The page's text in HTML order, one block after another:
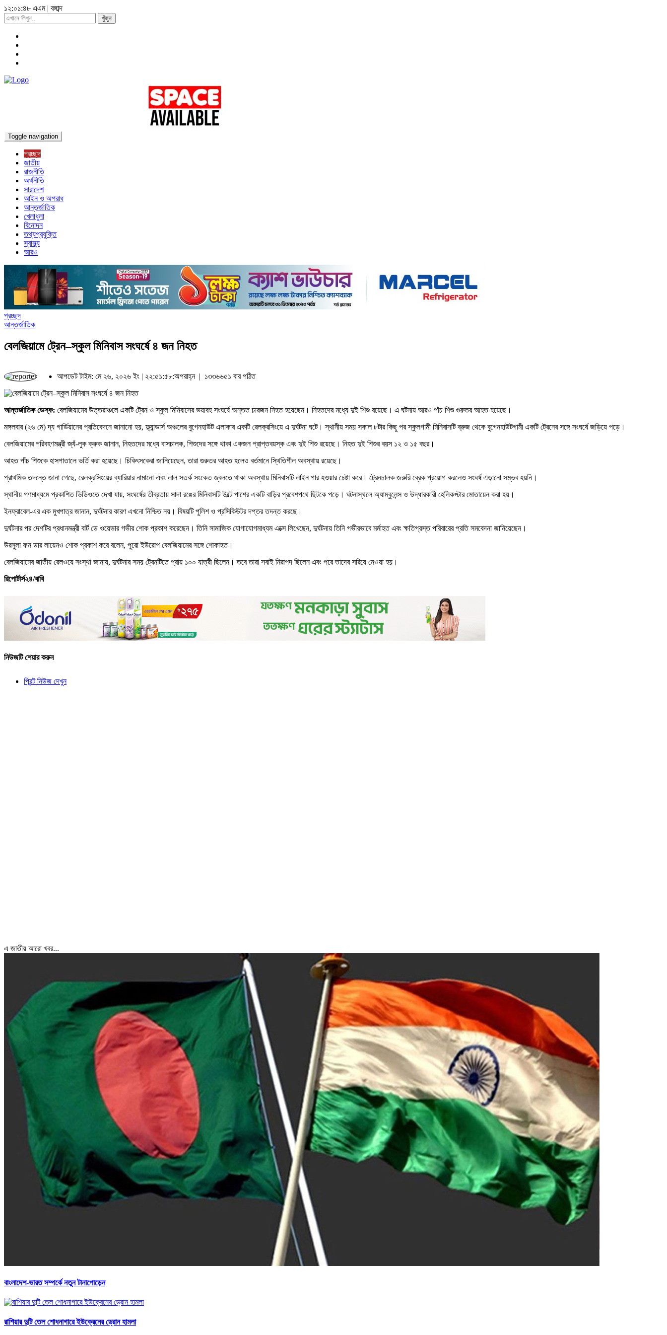
১২:০১:৫০ এএম| বঙ্গাব্দ
খুঁজুন
Toggle navigation
প্রচ্ছদ
জাতীয়
রাজনীতি
অর্থনীতি
সারাদেশ
আইন ও অপরাধ
আন্তর্জাতিক
খেলাধুলা
বিনোদন
তথ্যপ্রযুক্তি
স্বাস্থ্য
আরও
প্রচ্ছদ
আন্তর্জাতিক
বেলজিয়ামে ট্রেন–স্কুল মিনিবাস সংঘর্ষে ৪ জন নিহত
আপডেট টাইম: মে ২৬, ২০২৬ ইং | ২২:৫১:৫৮:অপরাহ্ন | ১৩৩৬৬৫১ বার পঠিত
আন্তর্জাতিক ডেস্ক: বেলজিয়ামের উত্তরাঞ্চলে একটি ট্রেন ও স্কুল মিনিবাসের ভয়াবহ সংঘর্ষে অন্তত চারজন নিহত হয়েছেন। নিহতদের মধ্যে দুই শিশু রয়েছে। এ ঘটনায় আরও পাঁচ শিশু গুরুতর আহত হয়েছে।
মঙ্গলবার (২৬ মে) দ্য গার্ডিয়ানের প্রতিবেদনে জানানো হয়, ফ্ল্যান্ডার্স অঞ্চলের বুগেনহাউট এলাকার একটি রেলক্রসিংয়ে এ দুর্ঘটনা ঘটে। স্থানীয় সময় সকাল ৮টার কিছু পর স্কুলগামী মিনিবাসটি ব্রুজ থেকে বুগেনহাউটগামী একটি ট্রেনের সঙ্গে সংঘর্ষে জড়িয়ে পড়ে।
বেলজিয়ামের পরিবহণমন্ত্রী জ্যঁ-লুক ক্রুক জানান, নিহতদের মধ্যে বাসচালক, শিশুদের সঙ্গে থাকা একজন প্রাপ্তবয়স্ক এবং দুই শিশু রয়েছে। নিহত দুই শিশুর বয়স ১২ ও ১৫ বছর।
আহত পাঁচ শিশুকে হাসপাতালে ভর্তি করা হয়েছে। চিকিৎসকেরা জানিয়েছেন, তারা গুরুতর আহত হলেও বর্তমানে স্থিতিশীল অবস্থায় রয়েছে।
প্রাথমিক তদন্তে জানা গেছে, রেলক্রসিংয়ের ব্যারিয়ার নামানো এবং লাল সতর্ক সংকেত জ্বলতে থাকা অবস্থায় মিনিবাসটি লাইন পার হওয়ার চেষ্টা করে। ট্রেনচালক জরুরি ব্রেক প্রয়োগ করলেও সংঘর্ষ এড়ানো সম্ভব হয়নি।
স্থানীয় গণমাধ্যমে প্রকাশিত ভিডিওতে দেখা যায়, সংঘর্ষের তীব্রতায় সাদা রঙের মিনিবাসটি উল্টে পাশের একটি বাড়ির প্রবেশপথে ছিটকে পড়ে। ঘটনাস্থলে অ্যাম্বুলেন্স ও উদ্ধারকারী হেলিকপ্টার মোতায়েন করা হয়।
ইনফ্রাবেল-এর এক মুখপাত্র জানান, দুর্ঘটনার কারণ এখনো নিশ্চিত নয়। বিষয়টি পুলিশ ও প্রসিকিউটর দপ্তর তদন্ত করছে।
দুর্ঘটনার পর দেশটির প্রধানমন্ত্রী বার্ট ডে ওয়েভার গভীর শোক প্রকাশ করেছেন। তিনি সামাজিক যোগাযোগমাধ্যম এক্সে লিখেছেন, দুর্ঘটনায় তিনি গভীরভাবে মর্মাহত এবং ক্ষতিগ্রস্ত পরিবারের প্রতি সমবেদনা জানিয়েছেন।
উরসুলা ফন ডার লায়েনও শোক প্রকাশ করে বলেন, পুরো ইউরোপ বেলজিয়ামের সঙ্গে শোকাহত।
বেলজিয়ামের জাতীয় রেলওয়ে সংস্থা জানায়, দুর্ঘটনার সময় ট্রেনটিতে প্রায় ১০০ যাত্রী ছিলেন। তবে তারা সবাই নিরাপদ ছিলেন এবং পরে তাদের সরিয়ে নেওয়া হয়।
রিপোর্টার্স২৪/বাবি
নিউজটি শেয়ার করুন
প্রিন্ট নিউজ দেখুন
এ জাতীয় আরো খবর...
বাংলাদেশ-ভারত সম্পর্কে নতুন টানাপোড়েন
রাশিয়ার দুটি তেল শোধনাগারে ইউক্রেনের ড্রোন হামলা